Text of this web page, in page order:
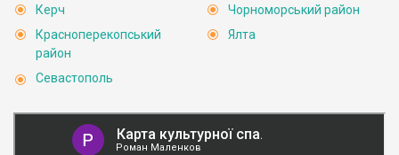
Керч
Красноперекопський
район
Севастополь
Чорноморський район
Ялта